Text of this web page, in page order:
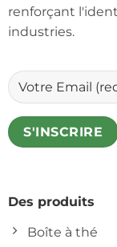
Des produits
Boîte à thé
renforçant
industries.